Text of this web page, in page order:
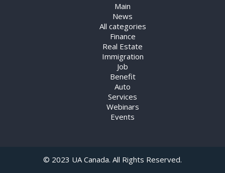
Main
News
All categories
Finance
Real Estate
Immigration
Job
Benefit
Auto
Services
Webinars
Events
© 2023 UA Canada. All Rights Reserved.